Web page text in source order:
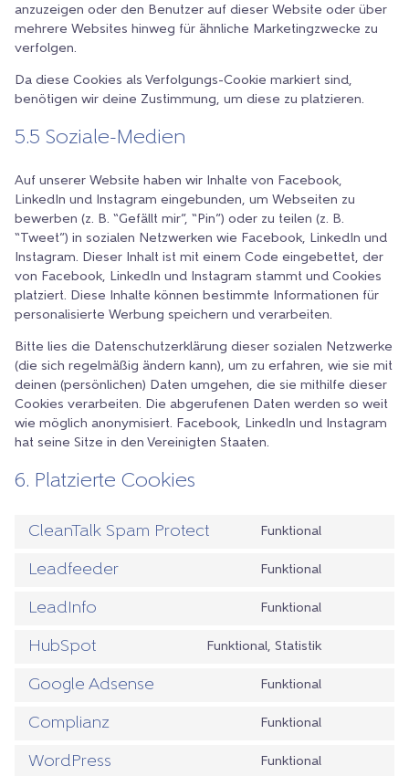
anzuzeigen oder den Benutzer auf dieser Website oder über
mehrere Websites hinweg für ähnliche Marketingzwecke zu
verfolgen.
Da diese Cookies als Verfolgungs-Cookie markiert sind,
benötigen wir deine Zustimmung, um diese zu platzieren.
5.5 Soziale-Medien
Auf unserer Website haben wir Inhalte von Facebook,
LinkedIn und Instagram eingebunden, um Webseiten zu
bewerben (z. B. “Gefällt mir”, “Pin”) oder zu teilen (z. B.
“Tweet”) in sozialen Netzwerken wie Facebook, LinkedIn und
Instagram. Dieser Inhalt ist mit einem Code eingebettet, der
von Facebook, LinkedIn und Instagram stammt und Cookies
platziert. Diese Inhalte können bestimmte Informationen für
personalisierte Werbung speichern und verarbeiten.
Bitte lies die Datenschutzerklärung dieser sozialen Netzwerke
(die sich regelmäßig ändern kann), um zu erfahren, wie sie mit
deinen (persönlichen) Daten umgehen, die sie mithilfe dieser
Cookies verarbeiten. Die abgerufenen Daten werden so weit
wie möglich anonymisiert. Facebook, LinkedIn und Instagram
hat seine Sitze in den Vereinigten Staaten.
6. Platzierte Cookies
CleanTalk Spam Protect Funktional
Leadfeeder Funktional
LeadInfo Funktional
HubSpot Funktional, Statistik
Google Adsense Funktional
Complianz Funktional
WordPress Funktional